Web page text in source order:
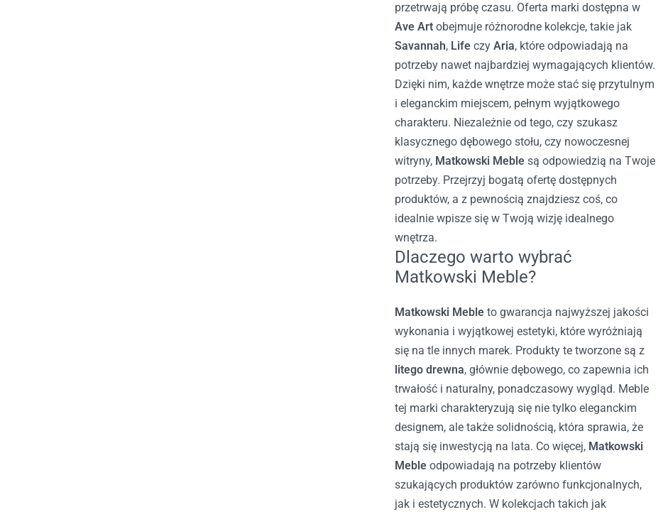
przetrwają próbę czasu. Oferta marki dostępna w
Ave Art obejmuje różnorodne kolekcje, takie jak
Savannah, Life czyAria, które odpowiadają na
potrzeby nawet najbardziej wymagających klientów.
Dzięki nim, każde wnętrze może stać się przytulnym
i eleganckim miejscem, pełnym wyjątkowego
charakteru. Niezależnie od tego, czy szukasz
klasycznego dębowego stołu, czy nowoczesnej
witryny, Matkowski Meble są odpowiedzią na Twoje
potrzeby. Przejrzyj bogatą ofertę dostępnych
produktów, a z pewnością znajdziesz coś, co
idealnie wpisze się w Twoją wizję idealnego
wnętrza.
Dlaczego warto wybrać
Matkowski Meble?
Matkowski Meble to gwarancja najwyższej jakości
wykonania i wyjątkowej estetyki, które wyróżniają
się na tle innych marek. Produkty te tworzone są z
litego drewna, głównie dębowego, co zapewnia ich
trwałość i naturalny, ponadczasowy wygląd. Meble
tej marki charakteryzują się nie tylko eleganckim
designem, ale także solidnością, która sprawia, że
stają się inwestycją na lata. Co więcej, Matkowski
Meble odpowiadają na potrzeby klientów
szukających produktów zarówno funkcjonalnych,
jak i estetycznych. W kolekcjach takich jak